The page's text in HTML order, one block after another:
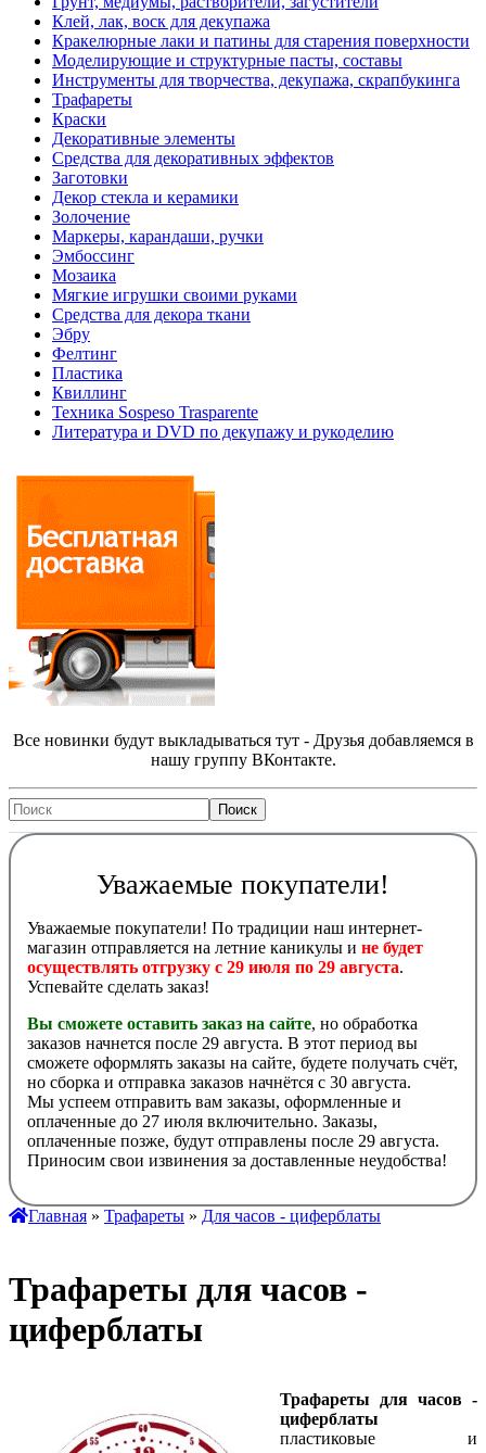
Клей, лак, воск для декупажа
Кракелюрные лаки и патины для старения поверхности
Моделирующие и структурные пасты, составы
Инструменты для творчества, декупажа, скрапбукинга
Трафареты
Краски
Декоративные элементы
Средства для декоративных эффектов
Заготовки
Декор стекла и керамики
Золочение
Маркеры, карандаши, ручки
Эмбоссинг
Мозаика
Мягкие игрушки своими руками
Средства для декора ткани
Эбру
Фелтинг
Пластика
Квиллинг
Техника Sospeso Trasparente
Литература и DVD по декупажу и рукоделию
Все новинки будут выкладываться тут - Друзья добавляемся в
нашу группу ВКонтакте.
Уважаемые покупатели!
Уважаемые покупатели! По традиции наш интернет-
магазин отправляется на летние каникулы и не будет
осуществлять отгрузку с 29 июля по 29 августа.
Успевайте сделать заказ!
Вы сможете оставить заказ на сайте, но обработка
заказов начнется после 29 августа. В этот период вы
сможете оформлять заказы на сайте, будете получать счёт,
но сборка и отправка заказов начнётся с 30 августа.
Мы успеем отправить вам заказы, оформленные и
оплаченные до 27 июля включительно. Заказы,
оплаченные позже, будут отправлены после 29 августа.
Приносим свои извинения за доставленные неудобства!
Главная » Трафареты » Для часов - циферблаты
Трафареты для часов -
циферблаты
Трафареты для часов -
циферблаты
пластиковые и